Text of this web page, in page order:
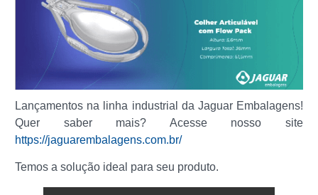
Lançamentos na linha industrial da Jaguar Embalagens!
Quer saber mais? Acesse nosso site
https://jaguarembalagens.com.br/
Temos a solução ideal para seu produto.